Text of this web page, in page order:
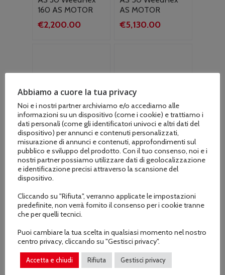
160 AS MOTOR
€2,200.00
AS MOTOR
€5,130.00
Rimuovi erbacce
8 spazzole AS
MOTOR
€3,850.00
acciaio per AS30
AS MOTOR
€150.00
Abbiamo a cuore la tua privacy
Noi e i nostri partner archiviamo e/o accediamo alle
informazioni su un dispositivo (come i cookie) e trattiamo i
dati personali (come gli identificatori univoci e altri dati del
dispositivo) per annunci e contenuti personalizzati,
misurazione di annunci e contenuti, approfondimenti sul
pubblico e sviluppo del prodotto. Con il tuo consenso, noi e i
nostri partner possiamo utilizzare dati di geolocalizzazione
e identificazione precisi attraverso la scansione del
dispositivo.
Cliccando su "Rifiuta", verranno applicate le impostazioni
predefinite, non verrà fornito il consenso per i cookie tranne
che per quelli tecnici.
Puoi cambiare la tua scelta in qualsiasi momento nel nostro
centro privacy, cliccando su "Gestisci privacy".
Accetta e chiudi Rifiuta Gestisci privacy